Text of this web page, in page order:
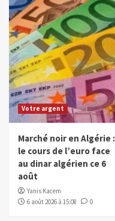
Votre argent
Marché noir en Algérie :
le cours de l’euro face
au dinar algérien ce 6
août
Yanis Kacem
6 août 2026 à 15:08
0